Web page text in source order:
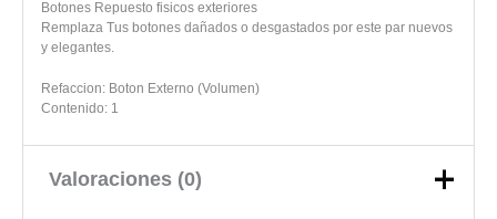
Botones Repuesto fisicos exteriores
Remplaza Tus botones dañados o desgastados por este par nuevos
y elegantes.
Refaccion: Boton Externo (Volumen)
Contenido: 1
Valoraciones (0)